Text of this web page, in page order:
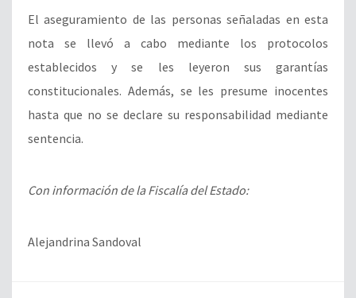
El aseguramiento de las personas señaladas en esta
nota se llevó a cabo mediante los protocolos
establecidos y se les leyeron sus garantías
constitucionales. Además, se les presume inocentes
hasta que no se declare su responsabilidad mediante
sentencia.
Con información de la Fiscalía del Estado:
Alejandrina Sandoval